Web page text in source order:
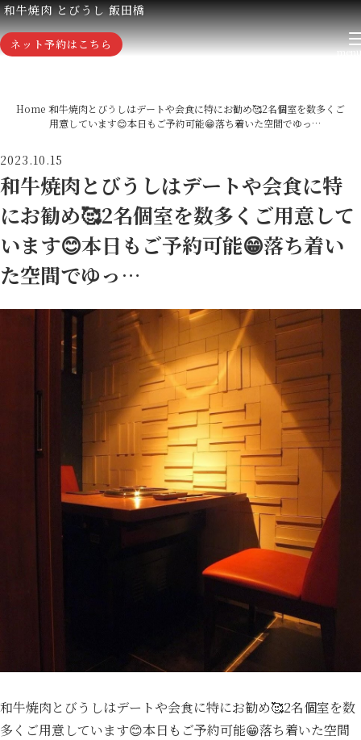
和牛焼肉 とびうし 飯田橋
ネット予約はこちら
Home 和牛焼肉とびうしはデートや会食に特にお勧め🥰2名個室を数多くご
用意しています😊本日もご予約可能😁落ち着いた空間でゆっ…
2023.10.15
和牛焼肉とびうしはデートや会食に特
にお勧め🥰2名個室を数多くご用意して
います😊本日もご予約可能😁落ち着い
た空間でゆっ…
和牛焼肉とびうしはデートや会食に特にお勧め🥰2名個室を数
多くご用意しています😊本日もご予約可能😁落ち着いた空間